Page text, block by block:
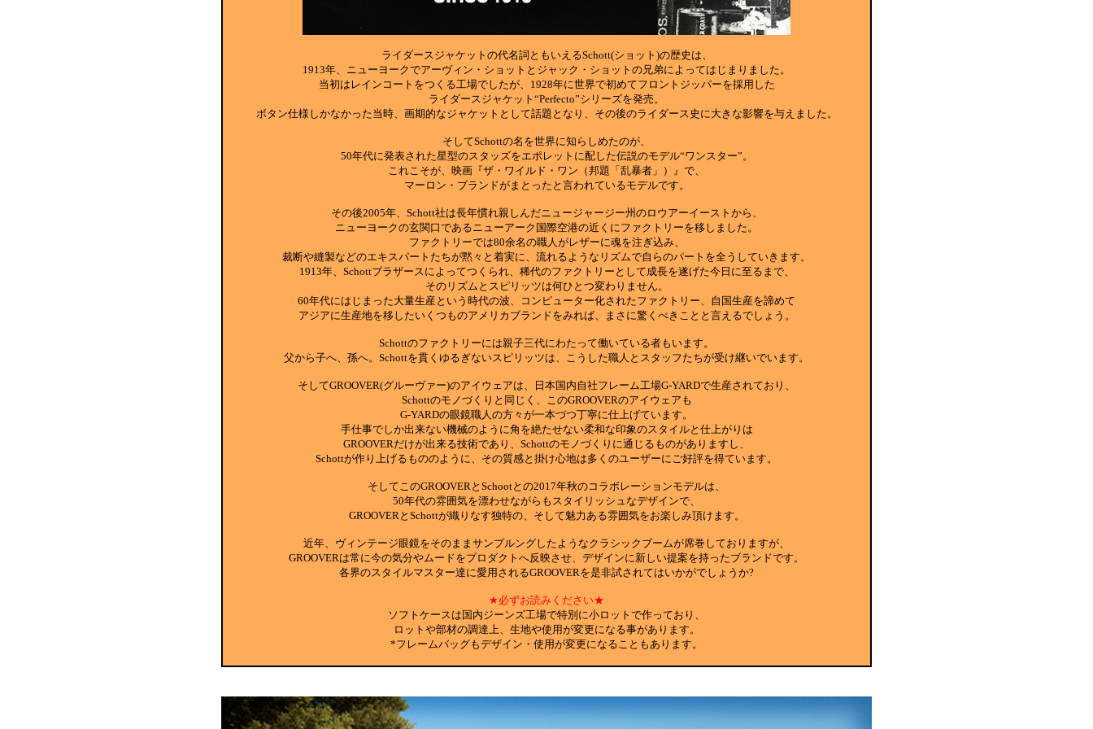
ライダースジャケットの代名詞ともいえるSchott(ショット)の歴史は、
1913年、ニューヨークでアーヴィン・ショットとジャック・ショットの兄弟によってはじまりました。
当初はレインコートをつくる工場でしたが、1928年に世界で初めてフロントジッパーを採用した
ライダースジャケット“Perfecto”シリーズを発売。
ボタン仕様しかなかった当時、画期的なジャケットとして話題となり、その後のライダース史に大きな影響を与えました。
そしてSchottの名を世界に知らしめたのが、
50年代に発表された星型のスタッズをエポレットに配した伝説のモデル“ワンスター”。
これこそが、映画『ザ・ワイルド・ワン（邦題「乱暴者」）』で、
マーロン・ブランドがまとったと言われているモデルです。
その後2005年、Schott社は長年慣れ親しんだニュージャージー州のロウアーイーストから、
ニューヨークの玄関口であるニューアーク国際空港の近くにファクトリーを移しました。
ファクトリーでは80余名の職人がレザーに魂を注ぎ込み、
裁断や縫製などのエキスパートたちが黙々と着実に、流れるようなリズムで自らのパートを全うしていきます。
1913年、Schottブラザースによってつくられ、稀代のファクトリーとして成長を遂げた今日に至るまで、
そのリズムとスピリッツは何ひとつ変わりません。
60年代にはじまった大量生産という時代の波、コンピューター化されたファクトリー、自国生産を諦めて
アジアに生産地を移したいくつものアメリカブランドをみれば、まさに驚くべきことと言えるでしょう。
Schottのファクトリーには親子三代にわたって働いている者もいます。
父から子へ、孫へ。Schottを貫くゆるぎないスピリッツは、こうした職人とスタッフたちが受け継いでいます。
そしてGROOVER(グルーヴァー)のアイウェアは、日本国内自社フレーム工場G-YARDで生産されており、
Schottのモノづくりと同じく、このGROOVERのアイウェアも
G-YARDの眼鏡職人の方々が一本づつ丁寧に仕上げています。
手仕事でしか出来ない機械のように角を絶たせない柔和な印象のスタイルと仕上がりは
GROOVERだけが出来る技術であり、Schottのモノづくりに通じるものがありますし、
Schottが作り上げるもののように、その質感と掛け心地は多くのユーザーにご好評を得ています。
そしてこのGROOVERとSchootとの2017年秋のコラボレーションモデルは、
50年代の雰囲気を漂わせながらもスタイリッシュなデザインで、
GROOVERとSchottが織りなす独特の、そして魅力ある雰囲気をお楽しみ頂けます。
近年、ヴィンテージ眼鏡をそのままサンプルングしたようなクラシックブームが席巻しておりますが、
GROOVERは常に今の気分やムードをプロダクトへ反映させ、デザインに新しい提案を持ったブランドです。
各界のスタイルマスター達に愛用されるGROOVERを是非試されてはいかがでしょうか?
★必ずお読みください★
ソフトケースは国内ジーンズ工場で特別に小ロットで作っており、
ロットや部材の調達上、生地や使用が変更になる事があります。
*フレームバッグもデザイン・使用が変更になることもあります。